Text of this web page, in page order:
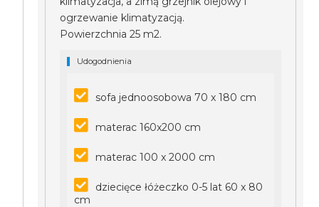
ogrzewanie klimatyzacją.
Powierzchnia 25 m2.
Udogodnienia
sofa jednoosobowa 70 x 180 cm
materac 160x200 cm
materac 100 x 2000 cm
dziecięce łóżeczko 0-5 lat 60 x 80
cm